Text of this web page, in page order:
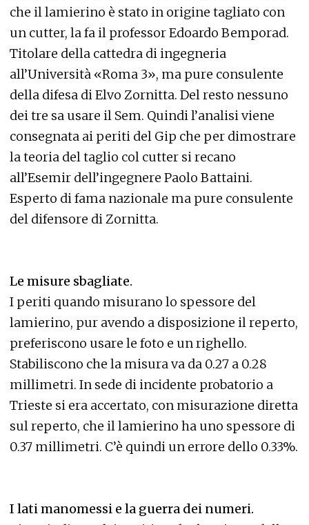
che il lamierino è stato in origine tagliato con
un cutter, la fa il professor Edoardo Bemporad.
Titolare della cattedra di ingegneria
all’Università «Roma 3», ma pure consulente
della difesa di Elvo Zornitta. Del resto nessuno
dei tre sa usare il Sem. Quindi l’analisi viene
consegnata ai periti del Gip che per dimostrare
la teoria del taglio col cutter si recano
all’Esemir dell’ingegnere Paolo Battaini.
Esperto di fama nazionale ma pure consulente
del difensore di Zornitta.
Le misure sbagliate.
I periti quando misurano lo spessore del
lamierino, pur avendo a disposizione il reperto,
preferiscono usare le foto e un righello.
Stabiliscono che la misura va da 0.27 a 0.28
millimetri. In sede di incidente probatorio a
Trieste si era accertato, con misurazione diretta
sul reperto, che il lamierino ha uno spessore di
0.37 millimetri. C’è quindi un errore dello 0.33%.
I lati manomessi e la guerra dei numeri.